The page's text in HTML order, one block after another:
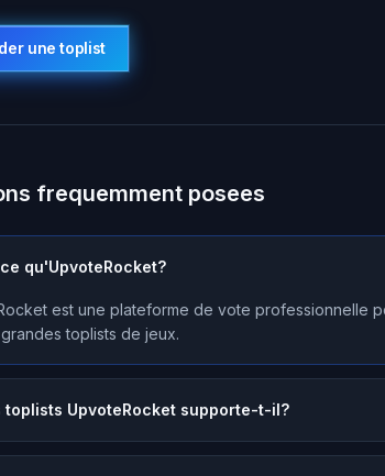
une toplist
frequemment posees
qu'UpvoteRocket?
est une plateforme de vote professionnelle
toplists de jeux.
toplists UpvoteRocket supporte-t-il?